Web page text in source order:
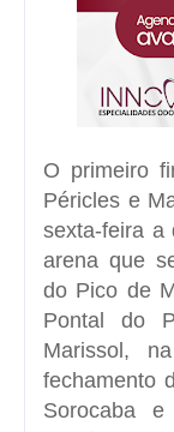
O primeiro
Péricles e
sexta-feira a
arena que
do Pico de
Pontal do
Marissol,
fechamento
Sorocaba